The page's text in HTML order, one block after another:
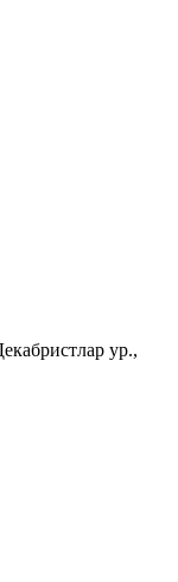
ур.,